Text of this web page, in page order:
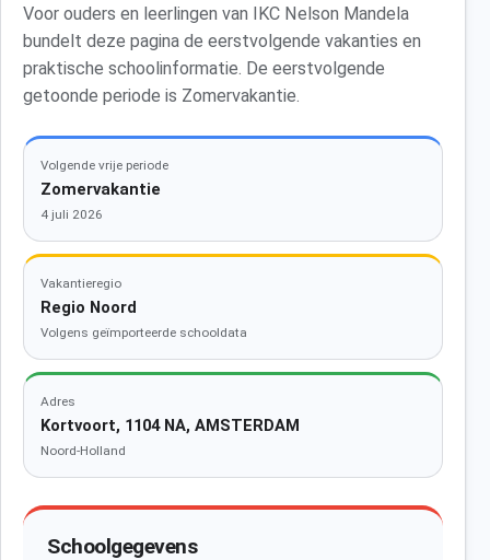
Voor ouders en leerlingen van IKC Nelson Mandela
bundelt deze pagina de eerstvolgende vakanties en
praktische schoolinformatie. De eerstvolgende
getoonde periode is Zomervakantie.
Volgende vrije periode
Zomervakantie
4 juli 2026
Vakantieregio
Regio Noord
Volgens geïmporteerde schooldata
Adres
Kortvoort, 1104 NA, AMSTERDAM
Noord-Holland
Schoolgegevens